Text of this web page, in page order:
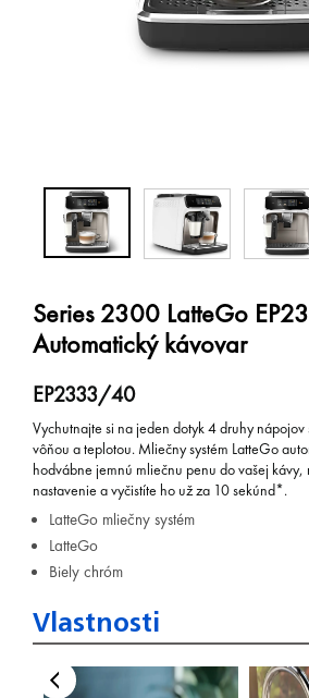
Series 2300 LatteGo
Automatický kávovar
EP2333/40
Vychutnajte si na jeden dotyk 4 druhy
vôňou a teplotou. Mliečny systém LatteGo
hodvábne jemnú mliečnu penu do vašej kávy,
nastavenie a vyčistíte ho už za 10 sekúnd*.
LatteGo mliečny systém
LatteGo
Biely chróm
Vlastnosti